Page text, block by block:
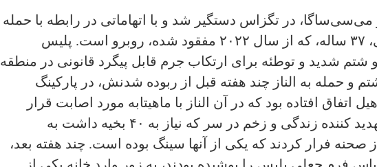
سینگ، ۲۵ ساله، از می‌سی‌ساگا، در تگزاس دستگیر شد و با اتهاماتی در رابطه با حمله
دسامبر ۲۰۲۱ به الناز حاج‌تعمیری، ۳۷ ساله، که از سال ۲۰۲۲ مفقود شده، روبرو است. پلیس
شدید و توطئه برای ارتکاب جرم قابل پیگرد قانونی در منطقه
حمله به الناز چند هفته قبل از ربوده شدنش، در پارکینگ
اتفاق افتاده بود که در آن الناز با ماهیتابه مورد اصابت قرار
گرفت بطوریکه با جراحات غیر تهدید کننده زندگی و زخم در سر که نیاز به ۴۰ بخیه داشت به
صحنه فرار کردند که یکی از آنها سینگ بوده است. چند هفته بعد،